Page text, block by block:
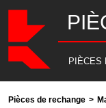
PIÈCES
Pièces de rechange >